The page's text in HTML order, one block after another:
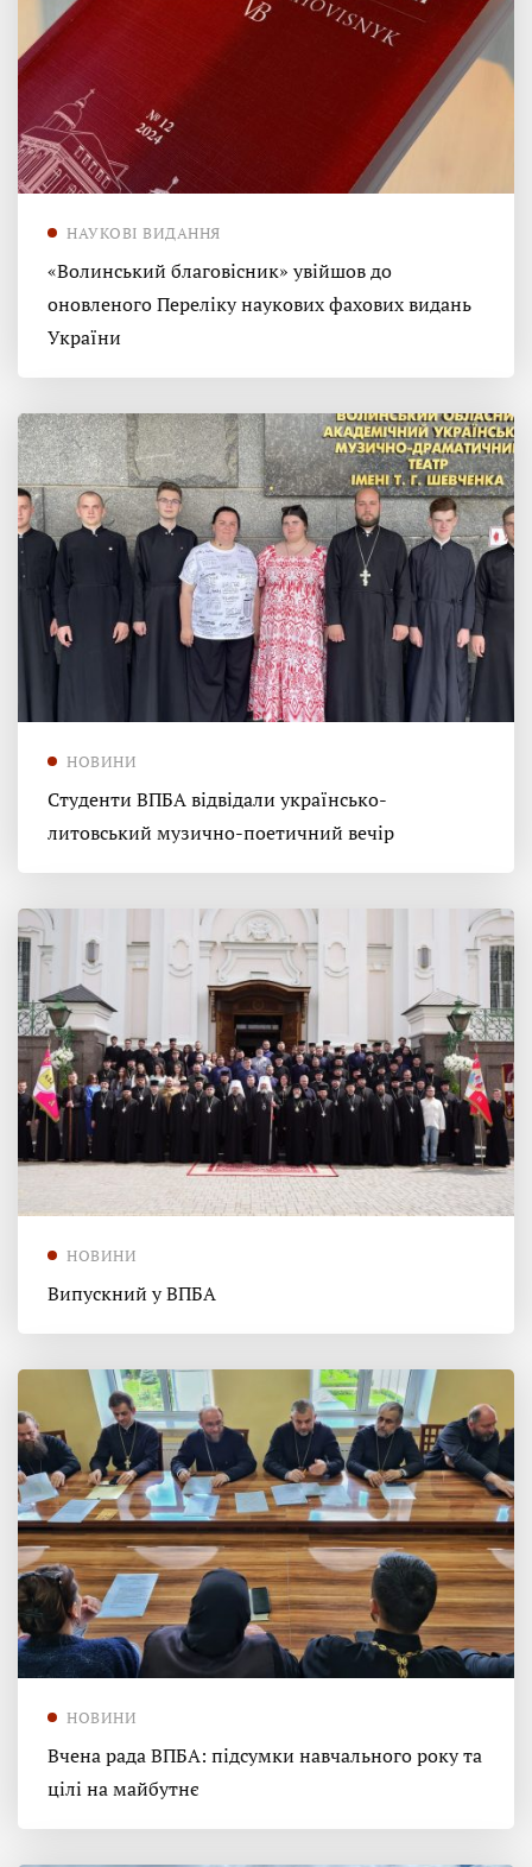
НАУКОВІ ВИДАННЯ
«Волинський благовісник» увійшов до
оновленого Переліку наукових фахових видань
України
НОВИНИ
Студенти ВПБА відвідали українсько-
литовський музично-поетичний вечір
НОВИНИ
Випускний у ВПБА
НОВИНИ
Вчена рада ВПБА: підсумки навчального року та
цілі на майбутнє